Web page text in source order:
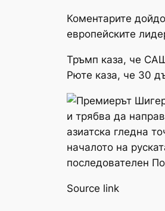
Коментарите
европейските
Тръмп каза, че
Рюте каза, че 30
и трябва да
азиатска гледна
началото на
последователен
Source link